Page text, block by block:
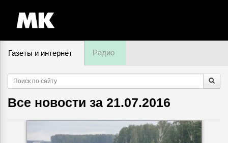
Газеты и интернет Радио
Все новости за 21.07.2016